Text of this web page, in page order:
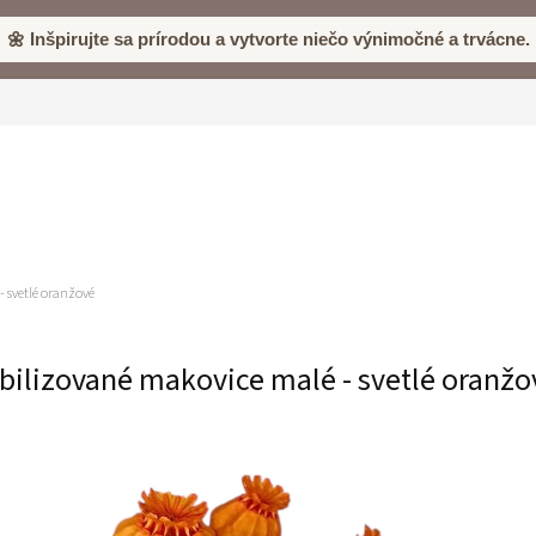
🌼 Inšpirujte sa prírodou a vytvorte niečo výnimočné a trvácne.
svetlé oranžové
makovice malé - svetlé